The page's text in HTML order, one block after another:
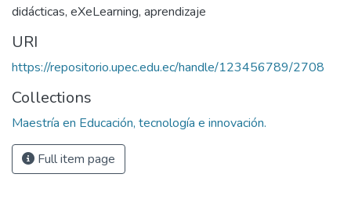
didácticas, eXeLearning, aprendizaje
URI
https://repositorio.upec.edu.ec/handle/123456789/2708
Collections
Maestría en Educación, tecnología e innovación.
Full item page